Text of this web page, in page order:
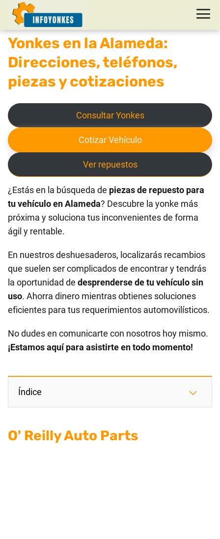
Yonkes en la Alameda:
Direcciones, teléfonos,
piezas y cotizaciones
Consultar Yonkes
Cotizar Vehículo
Ver repuestos
¿Estás en la búsqueda de piezas de repuesto para
tu vehículo en Alameda? Descubre la yonke más
próxima y soluciona tus inconvenientes de forma
ágil y rentable.
En nuestros deshuesaderos, localizarás recambios
que suelen ser complicados de encontrar y tendrás
la oportunidad de desprenderse de tu vehículo sin
uso. Ahorra dinero mientras obtienes soluciones
eficientes para tus requerimientos automovilísticos.
No dudes en comunicarte con nosotros hoy mismo.
¡Estamos aquí para asistirte en todo momento!
Índice
O' Reilly Auto Parts